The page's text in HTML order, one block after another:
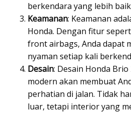
berkendara yang lebih
Keamanan: Keamanan
Honda. Dengan fitur
front airbags, Anda dapat
nyaman setiap kali
Desain: Desain Honda
modern akan membuat
perhatian di jalan. Tidak
luar, tetapi interior yang